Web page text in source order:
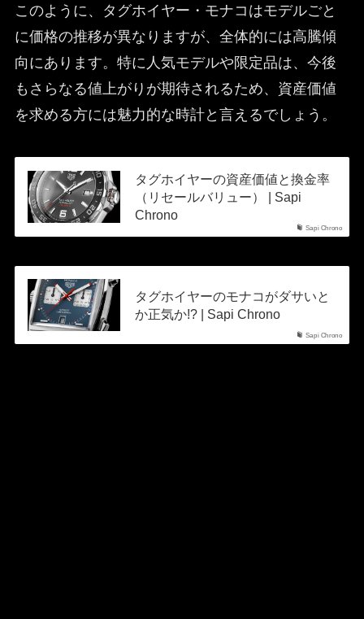
このように、タグホイヤー・モナコはモデルごと
に価格の推移が異なりますが、全体的には高騰傾
向にあります。特に人気モデルや限定品は、今後
もさらなる値上がりが期待されるため、資産価値
を求める方には魅力的な時計と言えるでしょう。
Sapi Chrono
タグホイヤーの資産価値と換金率
（リセールバリュー） | Sapi
Chrono
Sapi Chrono
タグホイヤーのモナコがダサいと
か正気か!? | Sapi Chrono